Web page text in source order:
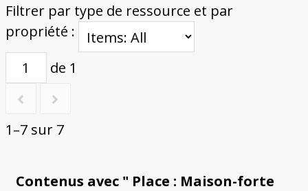
Filtrer par type de ressource et par
propriété :
de 1
1–7 sur 7
Contenus avec " Place : Maison-forte